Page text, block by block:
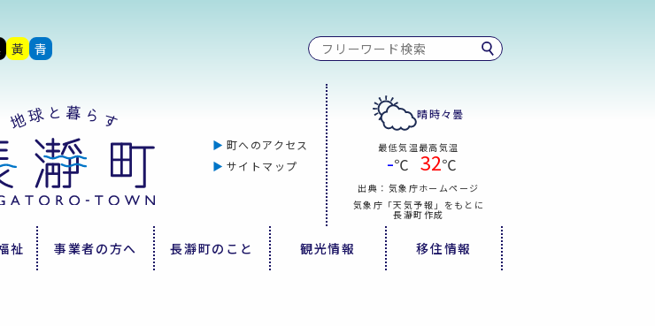
黃 青
町へのアクセス
サイトマップ
晴時々曇
最低気温
-℃
最高気温
32℃
出典：気象庁ホームページ
気象庁「天気予報」をもとに
長瀞町作成
祉 事業者の方へ 長瀞町のこと 観光情報 移住情報